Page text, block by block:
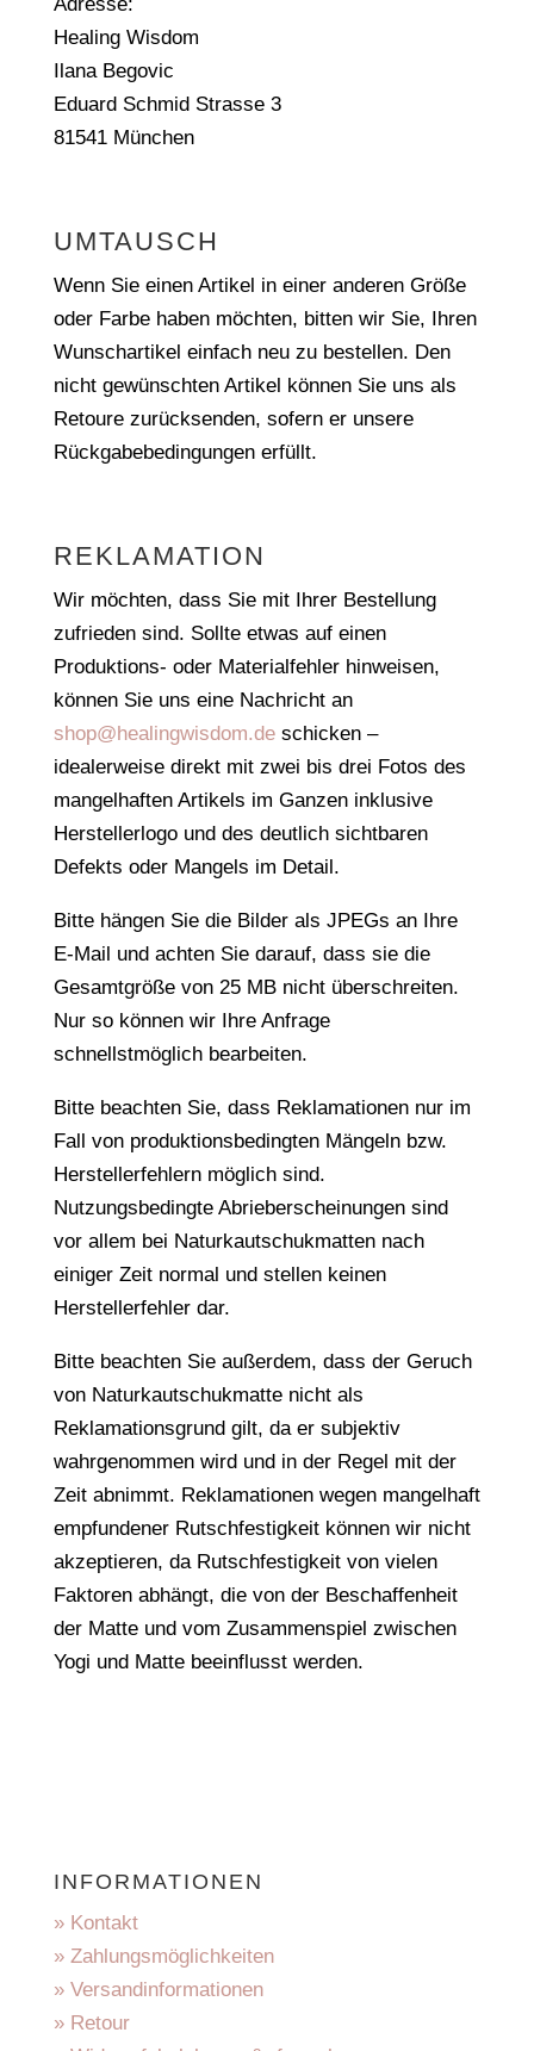
Healing Wisdom
Ilana Begovic
Eduard Schmid Strasse 3
81541 München
UMTAUSCH
Wenn Sie einen Artikel in einer anderen Größe
oder Farbe haben möchten, bitten wir Sie, Ihren
Wunschartikel einfach neu zu bestellen. Den
nicht gewünschten Artikel können Sie uns als
Retoure zurücksenden, sofern er unsere
Rückgabebedingungen erfüllt.
REKLAMATION
Wir möchten, dass Sie mit Ihrer Bestellung
zufrieden sind. Sollte etwas auf einen
Produktions- oder Materialfehler hinweisen,
können Sie uns eine Nachricht an
shop@healingwisdom.deschicken –
idealerweise direkt mit zwei bis drei Fotos des
mangelhaften Artikels im Ganzen inklusive
Herstellerlogo und des deutlich sichtbaren
Defekts oder Mangels im Detail.
Bitte hängen Sie die Bilder als JPEGs an Ihre
E-Mail und achten Sie darauf, dass sie die
Gesamtgröße von 25 MB nicht überschreiten.
Nur so können wir Ihre Anfrage
schnellstmöglich bearbeiten.
Bitte beachten Sie, dass Reklamationen nur im
Fall von produktionsbedingten Mängeln bzw.
Herstellerfehlern möglich sind.
Nutzungsbedingte Abrieberscheinungen sind
vor allem bei Naturkautschukmatten nach
einiger Zeit normal und stellen keinen
Herstellerfehler dar.
Bitte beachten Sie außerdem, dass der Geruch
von Naturkautschukmatte nicht als
Reklamationsgrund gilt, da er subjektiv
wahrgenommen wird und in der Regel mit der
Zeit abnimmt. Reklamationen wegen mangelhaft
empfundener Rutschfestigkeit können wir nicht
akzeptieren, da Rutschfestigkeit von vielen
Faktoren abhängt, die von der Beschaffenheit
der Matte und vom Zusammenspiel zwischen
Yogi und Matte beeinflusst werden.
INFORMATIONEN
» Kontakt
» Zahlungsmöglichkeiten
» Versandinformationen
» Retour